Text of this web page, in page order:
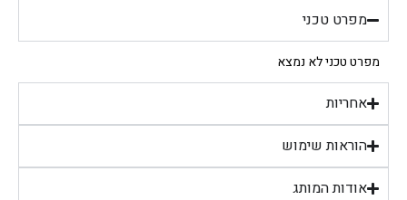
מפרט טכני
מפרט טכני לא נמצא
אחריות
הוראות שימוש
אודות המותג